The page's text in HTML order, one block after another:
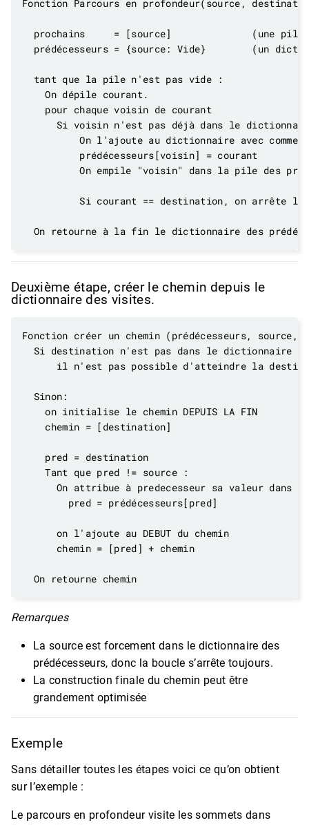
    pour chaque voisin de courant
Deuxième étape, créer le chemin depuis le
dictionnaire des visites.
      on l'ajoute au DEBUT du chemin
      chemin = [pred] + chemin
Remarques
La source est forcement dans le dictionnaire des
prédécesseurs, donc la boucle s’arrête toujours.
La construction finale du chemin peut être
grandement optimisée
Exemple
Sans détailler toutes les étapes voici ce qu’on obtient
sur l’exemple :
Le parcours en profondeur visite les sommets dans